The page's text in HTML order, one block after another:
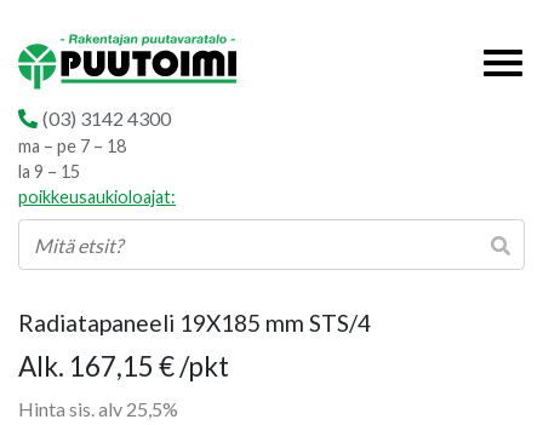
(03) 3142 4300
ma – pe 7 – 18
la 9 – 15
poikkeusaukioloajat:
Radiatapaneeli 19X185 mm STS/4
Alk. 167,15 €Hintaluokka:
/pkt
Hinta sis. alv 25,5%